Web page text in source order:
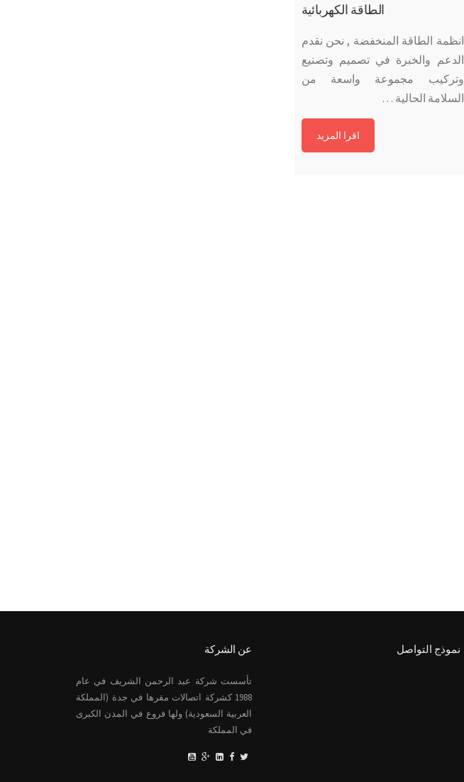
الطاقة الكهربائية
انظمة الطاقة المنخفضة , نحن نقدم
الدعم والخبرة في تصميم وتصنيع
وتركيب مجموعة واسعة من
السلامة الحالية …
اقرا المزيد
عن الشركة
تأسست شركة عبد الرحمن الشريف في عام
1988 كشركة اتصالات مقرها في جدة (المملكة
العربية السعودية) ولها فروع في المدن الكبرى
في المملكة
نموذج التواصل